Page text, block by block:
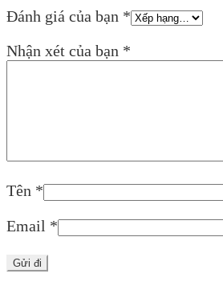
Đánh giá của bạn *
Nhận xét của bạn *
Tên *
Email *